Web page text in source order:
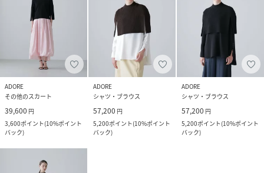
ADORE
その他のスカート
39,600 円
3,600ポイント(10%ポイント
バック)
ADORE
シャツ・ブラウス
57,200 円
5,200ポイント(10%ポイント
バック)
ADORE
シャツ・ブラウス
57,200 円
5,200ポイント(10%ポイント
バック)